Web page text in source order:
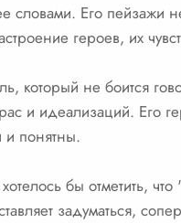
словами. Его пейзажи
героев, их
который не боится
и идеализаций. Его
и понятны.
бы отметить,
задуматься,